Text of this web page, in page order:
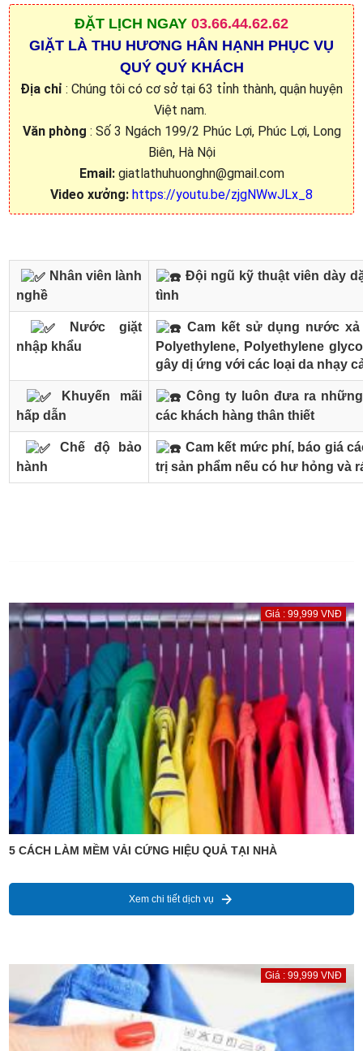
ĐẶT LỊCH NGAY 03.66.44.62.62
GIẶT LÀ THU HƯƠNG HÂN HẠNH PHỤC VỤ
QUÝ QUÝ KHÁCH
Địa chỉ : Chúng tôi có cơ sở tại 63 tỉnh thành, quận huyện
Việt nam.
Văn phòng : Số 3 Ngách 199/2 Phúc Lợi, Phúc Lợi, Long
Biên, Hà Nội
Email:giatlathuhuonghn@gmail.com
Video xưởng: https://youtu.be/zjgNWwJLx_8
Nhân viên lành
nghề
Đội ngũ kỹ thuật viên dày
tình
Nước giặt
nhập khẩu
Cam kết sử dụng nước
Polyethylene, Polyethylene
gây dị ứng với các loại da nhạy
Khuyến mãi
hấp dẫn
Công ty luôn đưa ra
các khách hàng thân thiết
Chế độ bảo
hành
Cam kết mức phí, báo giá
trị sản phẩm nếu có hư hỏng và
Giá : 99,999 VNĐ
5 CÁCH LÀM MỀM VẢI CỨNG HIỆU QUẢ TẠI NHÀ
Xem chi tiết dịch vụ
Giá : 99,999 VNĐ